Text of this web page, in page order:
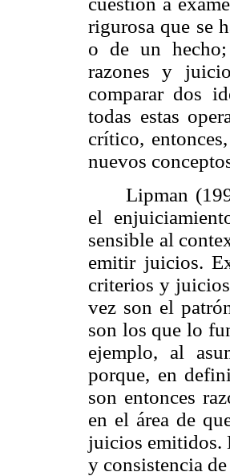
rigurosa que se
o de un hecho;
razones y
comparar dos
todas estas
crítico,
nuevos
Lipman
el
sensible al
emitir juicios.
criterios y
vez son el
son los que lo
ejemplo, al
porque, en
son entonces
en el área de
juicios emitidos.
y consistencia